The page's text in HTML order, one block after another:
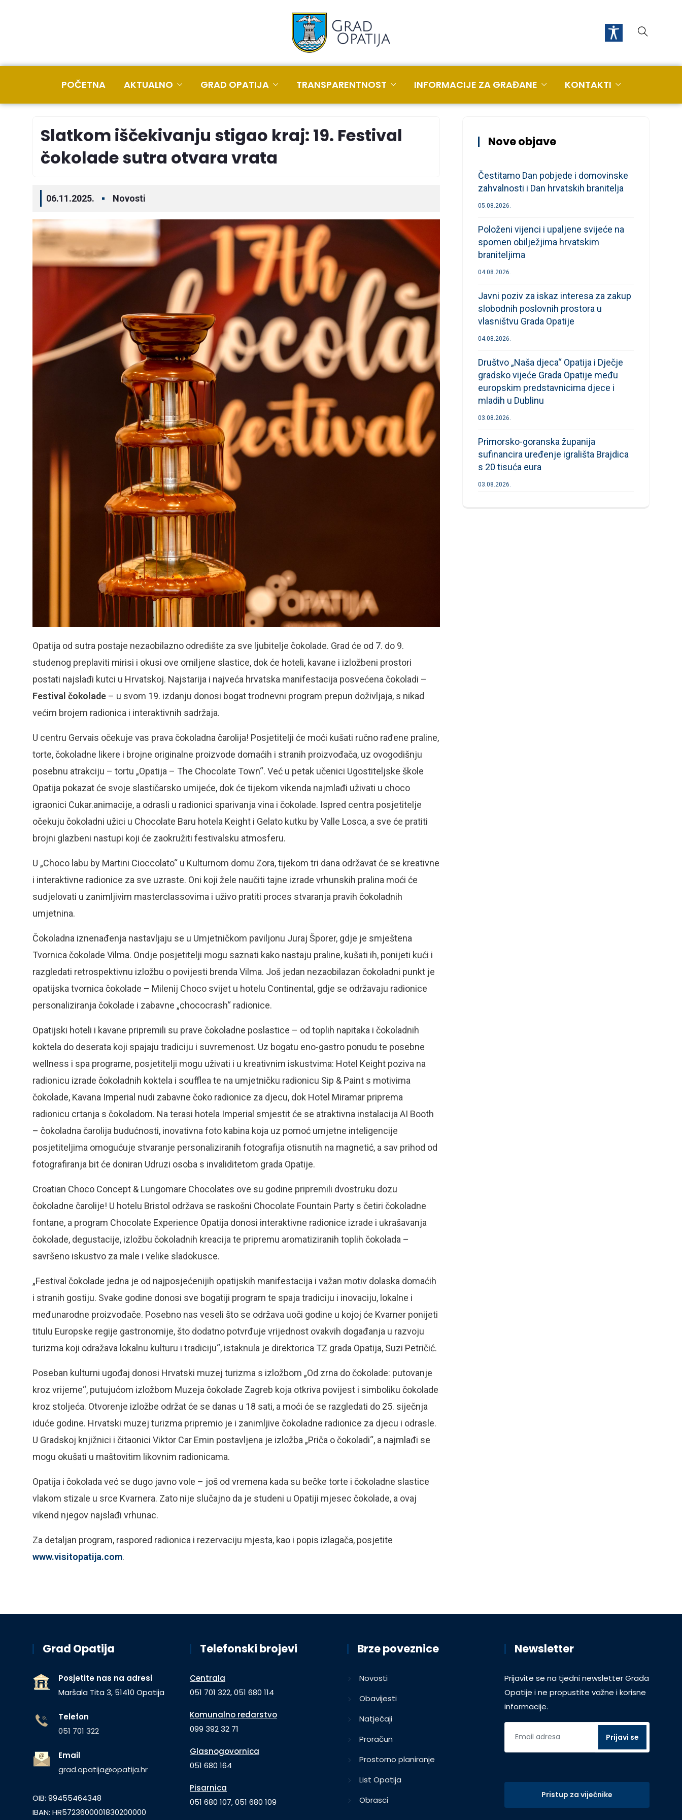
POČETNA AKTUALNO GRAD OPATIJA TRANSPARENTNOST INFORMACIJE ZA GRAĐANE KONTAKTI
Slatkom iščekivanju stigao kraj: 19. Festival
čokolade sutra otvara vrata
06.11.2025. Novosti
Opatija od sutra postaje nezaobilazno odredište za sve ljubitelje čokolade. Grad će od 7. do 9.
studenog preplaviti mirisi i okusi ove omiljene slastice, dok će hoteli, kavane i izložbeni prostori
postati najslađi kutci u Hrvatskoj. Najstarija i najveća hrvatska manifestacija posvećena čokoladi –
Festival čokolade – u svom 19. izdanju donosi bogat trodnevni program prepun doživljaja, s nikad
većim brojem radionica i interaktivnih sadržaja.
U centru Gervais očekuje vas prava čokoladna čarolija! Posjetitelji će moći kušati ručno rađene praline,
torte, čokoladne likere i brojne originalne proizvode domaćih i stranih proizvođača, uz ovogodišnju
posebnu atrakciju – tortu „Opatija – The Chocolate Town“. Već u petak učenici Ugostiteljske škole
Opatija pokazat će svoje slastičarsko umijeće, dok će tijekom vikenda najmlađi uživati u choco
igraonici Cukar.animacije, a odrasli u radionici sparivanja vina i čokolade. Ispred centra posjetitelje
očekuju čokoladni užici u Chocolate Baru hotela Keight i Gelato kutku by Valle Losca, a sve će pratiti
brojni glazbeni nastupi koji će zaokružiti festivalsku atmosferu.
U „Choco labu by Martini Cioccolato“ u Kulturnom domu Zora, tijekom tri dana održavat će se kreativne
i interaktivne radionice za sve uzraste. Oni koji žele naučiti tajne izrade vrhunskih pralina moći će
sudjelovati u zanimljivim masterclassovima i uživo pratiti proces stvaranja pravih čokoladnih
umjetnina.
Čokoladna iznenađenja nastavljaju se u Umjetničkom paviljonu Juraj Šporer, gdje je smještena
Tvornica čokolade Vilma. Ondje posjetitelji mogu saznati kako nastaju praline, kušati ih, ponijeti kući i
razgledati retrospektivnu izložbu o povijesti brenda Vilma. Još jedan nezaobilazan čokoladni punkt je
opatijska tvornica čokolade – Milenij Choco svijet u hotelu Continental, gdje se održavaju radionice
personaliziranja čokolade i zabavne „chococrash“ radionice.
Opatijski hoteli i kavane pripremili su prave čokoladne poslastice – od toplih napitaka i čokoladnih
koktela do deserata koji spajaju tradiciju i suvremenost. Uz bogatu eno-gastro ponudu te posebne
wellness i spa programe, posjetitelji mogu uživati i u kreativnim iskustvima: Hotel Keight poziva na
radionicu izrade čokoladnih koktela i soufflea te na umjetničku radionicu Sip & Paint s motivima
čokolade, Kavana Imperial nudi zabavne čoko radionice za djecu, dok Hotel Miramar priprema
radionicu crtanja s čokoladom. Na terasi hotela Imperial smjestit će se atraktivna instalacija AI Booth
– čokoladna čarolija budućnosti, inovativna foto kabina koja uz pomoć umjetne inteligencije
posjetiteljima omogućuje stvaranje personaliziranih fotografija otisnutih na magnetić, a sav prihod od
fotografiranja bit će doniran Udruzi osoba s invaliditetom grada Opatije.
Croatian Choco Concept & Lungomare Chocolates ove su godine pripremili dvostruku dozu
čokoladne čarolije! U hotelu Bristol održava se raskošni Chocolate Fountain Party s četiri čokoladne
fontane, a program Chocolate Experience Opatija donosi interaktivne radionice izrade i ukrašavanja
čokolade, degustacije, izložbu čokoladnih kreacija te pripremu aromatiziranih toplih čokolada –
savršeno iskustvo za male i velike sladokusce.
„Festival čokolade jedna je od najposjećenijih opatijskih manifestacija i važan motiv dolaska domaćih
i stranih gostiju. Svake godine donosi sve bogatiji program te spaja tradiciju i inovaciju, lokalne i
međunarodne proizvođače. Posebno nas veseli što se održava uoči godine u kojoj će Kvarner ponijeti
titulu Europske regije gastronomije, što dodatno potvrđuje vrijednost ovakvih događanja u razvoju
turizma koji odražava lokalnu kulturu i tradiciju“, istaknula je direktorica TZ grada Opatija, Suzi Petričić.
Poseban kulturni ugođaj donosi Hrvatski muzej turizma s izložbom „Od zrna do čokolade: putovanje
kroz vrijeme“, putujućom izložbom Muzeja čokolade Zagreb koja otkriva povijest i simboliku čokolade
kroz stoljeća. Otvorenje izložbe održat će se danas u 18 sati, a moći će se razgledati do 25. siječnja
iduće godine. Hrvatski muzej turizma pripremio je i zanimljive čokoladne radionice za djecu i odrasle.
U Gradskoj knjižnici i čitaonici Viktor Car Emin postavljena je izložba „Priča o čokoladi“, a najmlađi se
mogu okušati u maštovitim likovnim radionicama.
Opatija i čokolada već se dugo javno vole – još od vremena kada su bečke torte i čokoladne slastice
vlakom stizale u srce Kvarnera. Zato nije slučajno da je studeni u Opatiji mjesec čokolade, a ovaj
vikend njegov najslađi vrhunac.
Za detaljan program, raspored radionica i rezervaciju mjesta, kao i popis izlagača, posjetite
www.visitopatija.com.
Nove objave
Čestitamo Dan pobjede i domovinske
zahvalnosti i Dan hrvatskih branitelja
05.08.2026.
Položeni vijenci i upaljene svijeće na
spomen obilježjima hrvatskim
braniteljima
04.08.2026.
Javni poziv za iskaz interesa za zakup
slobodnih poslovnih prostora u
vlasništvu Grada Opatije
04.08.2026.
Društvo „Naša djeca“ Opatija i Dječje
gradsko vijeće Grada Opatije među
europskim predstavnicima djece i
mladih u Dublinu
03.08.2026.
Primorsko-goranska županija
sufinancira uređenje igrališta Brajdica
s 20 tisuća eura
03.08.2026.
Grad Opatija
Posjetite nas na adresi
Maršala Tita 3, 51410 Opatija
Telefon
051 701 322
Email
grad.opatija@opatija.hr
OIB: 99455464348
IBAN: HR5723600001830200000
Telefonski brojevi
Centrala
051 701 322, 051 680 114
Komunalno redarstvo
099 392 32 71
Glasnogovornica
051 680 164
Pisarnica
051 680 107, 051 680 109
Brze poveznice
Novosti
Obavijesti
Natječaji
Proračun
Prostorno planiranje
List Opatija
Obrasci
Newsletter
Prijavite se na tjedni newsletter Grada
Opatije i ne propustite važne i korisne
informacije.
Pristup za vijećnike